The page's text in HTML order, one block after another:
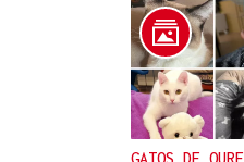
CANEDO
Un herido
entre dos
entrada a
GATOS DE